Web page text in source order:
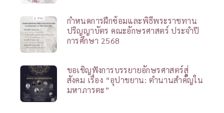
กำหนดการฝึกซ้อมและพิธีพระราชทาน
ปริญญาบัตร คณะอักษรศาสตร์ ประจำปี
การศึกษา 2568
ขอเชิญฟังการบรรยายอักษรศาสตร์สู่
สังคม เรื่อง “อุปาขยาน: ตำนานสำคัญใน
มหาภารตะ”